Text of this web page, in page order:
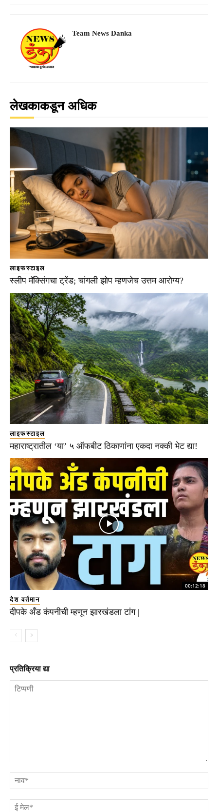
Team News Danka
लेखकाकडून अधिक
लाइफस्टाइल
स्लीप मॅक्सिंगचा ट्रेंड; चांगली झोप म्हणजेच उत्तम आरोग्य?
लाइफस्टाइल
महाराष्ट्रातील ‘या’ ५ ऑफबीट ठिकाणांना एकदा नक्की भेट द्या!
00:12:18
देश वर्तमान
दीपके अँड कंपनीची म्हणून झारखंडला टांग |
प्रतिक्रिया द्या